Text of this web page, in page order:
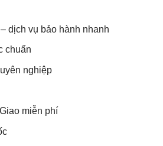
dịch vụ bảo hành nhanh
chuẩn
nghiệp
miễn phí